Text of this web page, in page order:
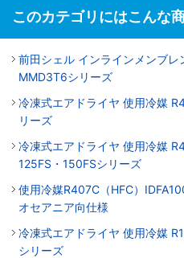
このカテゴリにはこんな
前田シェル インラインメンブ
MMD3T6シリーズ
冷凍式エアドライヤ 使用冷媒
リーズ
冷凍式エアドライヤ 使用冷媒
125FS・150FSシリーズ
使用冷媒R407C（HFC）
オセアニア向仕様
冷凍式エアドライヤ 使用冷媒
シリーズ